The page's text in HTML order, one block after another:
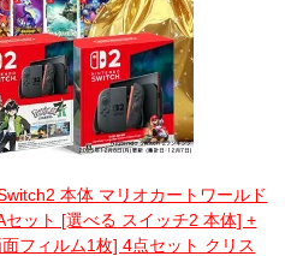
本体 マリオカートワールド
ット [選べる スイッチ2 本体] +
フィルム1枚] 4点セット クリス